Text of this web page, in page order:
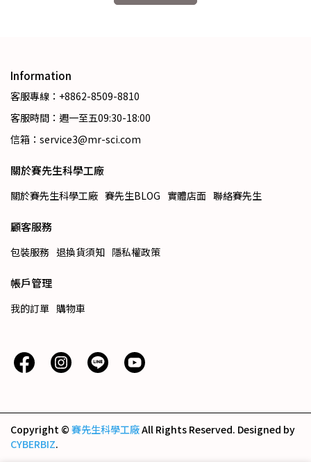
Information
客服專線：+8862-8509-8810
客服時間：週一至五09:30-18:00
信箱：service3@mr-sci.com
關於賽先生科學工廠
關於賽先生科學工廠 賽先生BLOG 實體店面 聯絡賽先生
顧客服務
包裝服務 退換貨須知 隱私權政策
帳戶管理
我的訂單 購物車
Copyright © 賽先生科學工廠All Rights Reserved. Designed by
CYBERBIZ.